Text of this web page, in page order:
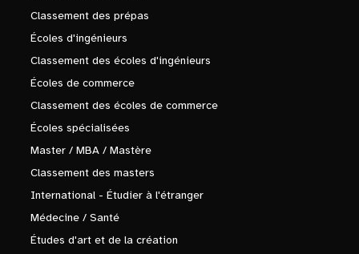
Classement des prépas
Écoles d'ingénieurs
Classement des écoles d'ingénieurs
Écoles de commerce
Classement des écoles de commerce
Écoles spécialisées
Master / MBA / Mastère
Classement des masters
International - Étudier à l'étranger
Médecine / Santé
Études d'art et de la création